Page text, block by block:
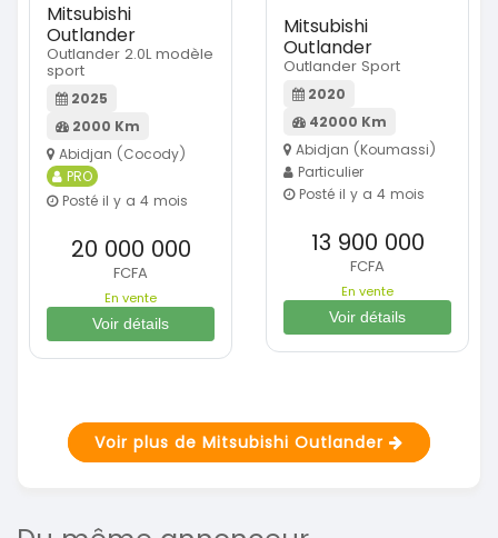
Mitsubishi
Outlander
Outlander 2.0L modèle
sport
2025
2000 Km
Abidjan (Cocody)
PRO
Posté il y a 4 mois
20 000 000
FCFA
En vente
Voir détails
Mitsubishi
Outlander
Outlander Sport
2020
42000 Km
Abidjan (Koumassi)
Particulier
Posté il y a 4 mois
13 900 000
FCFA
En vente
Voir détails
Voir plus de Mitsubishi Outlander